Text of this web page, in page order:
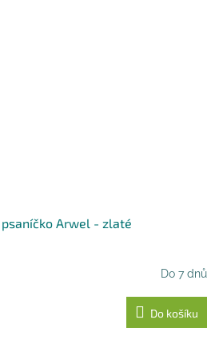
psaníčko Arwel - zlaté
Do 7 dnů
Do košíku